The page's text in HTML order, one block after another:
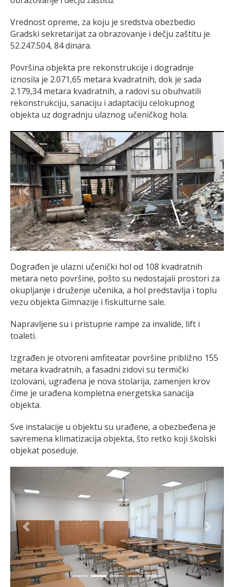
Vrednost opreme, za koju je sredstva obezbedio
Gradski sekretarijat za obrazovanje i dečju zaštitu je
52.247.504, 84 dinara.
Površina objekta pre rekonstrukcije i dogradnje
iznosila je 2.071,65 metara kvadratnih, dok je sada
2.179,34 metara kvadratnih, a radovi su obuhvatili
rekonstrukciju, sanaciju i adaptaciju celokupnog
objekta uz dogradnju ulaznog učeničkog hola.
Previous Next
Dograđen je ulazni učenički hol od 108 kvadratnih
metara neto površine, pošto su nedostajali prostori za
okupljanje i druženje učenika, a hol predstavlja i toplu
vezu objekta Gimnazije i fiskulturne sale.
Napravljene su i pristupne rampe za invalide, lift i
toaleti.
Izgrađen je otvoreni amfiteatar površine približno 155
metara kvadratnih, a fasadni zidovi su termički
izolovani, ugrađena je nova stolarija, zamenjen krov
čime je urađena kompletna energetska sanacija
objekta.
Sve instalacije u objektu su urađene, a obezbeđena je
savremena klimatizacija objekta, što retko koji školski
objekat poseduje.
Previous Next